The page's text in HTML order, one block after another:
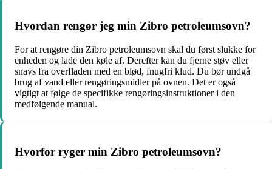
Hvordan rengør jeg min Zibro petroleumsovn?
For at rengøre din Zibro petroleumsovn skal du først slukke for
enheden og lade den køle af. Derefter kan du fjerne støv eller
snavs fra overfladen med en blød, fnugfri klud. Du bør undgå
brug af vand eller rengøringsmidler på ovnen. Det er også
vigtigt at følge de specifikke rengøringsinstruktioner i den
medfølgende manual.
Hvorfor ryger min Zibro petroleumsovn?